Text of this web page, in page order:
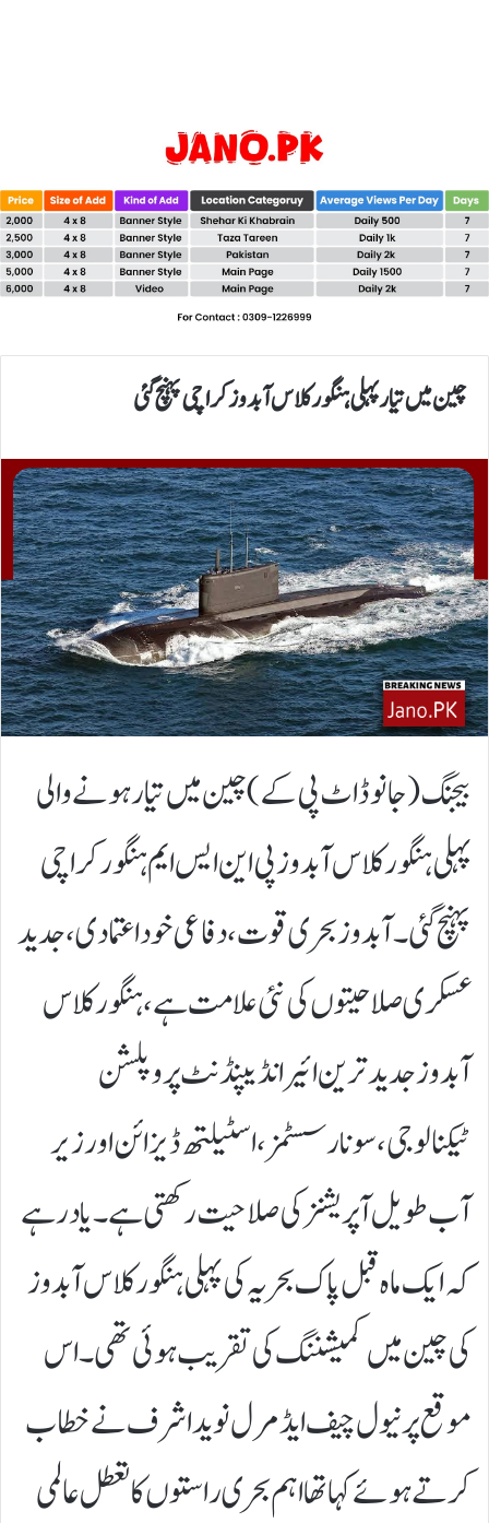
چین میں تیارپہلی ہنگور کلاس آبدوز کراچی پہنچ گئی
بیجنگ(جانوڈاٹ پی کے)چین میں تیار ہونے والی
پہلی ہنگور کلاس آبدوز پی این ایس ایم ہنگور کراچی
پہنچ گئی۔آبدوز بحری قوت، دفاعی خود اعتمادی، جدید
عسکری صلاحیتوں کی نئی علامت ہے، ہنگور کلاس
آبدوز جدید ترین ائیر انڈیپنڈنٹ پروپلشن
ٹیکنالوجی، سونار سسٹمز، اسٹیلتھ ڈیزائن اور زیر
آب طویل آپریشنز کی صلاحیت رکھتی ہے۔یاد رہے
کہ ایک ماہ قبل پاک بحریہ کی پہلی ہنگور کلاس آبدوز
کی چین میں کمیشننگ کی تقریب ہوئی تھی۔اس
موقع پر نیول چیف ایڈمرل نوید اشرف نے خطاب
کرتے ہوئے کہا تھا اہم بحری راستوں کا تعطل عالمی